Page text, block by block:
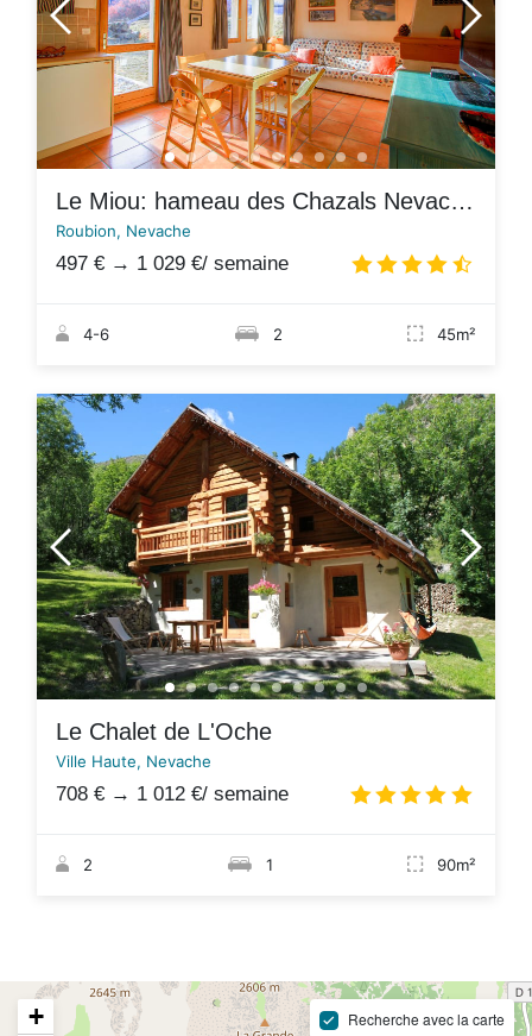
Le Miou: hameau des Chazals Nevache Hautes Alpes
Roubion, Nevache
497 € → 1 029 €/ semaine
4-6 2 45m²
Le Chalet de L'Oche
Ville Haute, Nevache
708 € → 1 012 €/ semaine
2 1 90m²
+
Recherche avec la carte